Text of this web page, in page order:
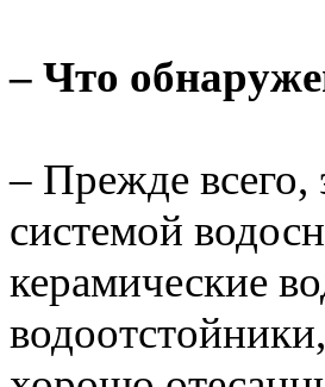
– Что
– Прежде всего,
системой
керамические